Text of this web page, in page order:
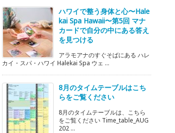
ハワイで整う身体と心〜Hale
kai Spa Hawaii〜第5回 マナ
カードで自分の中にある答え
を見つける
アラモアナのすぐそばにある ハレ
カイ・スパ・ハワイ Halekai Spa ウェ ...
8月のタイムテーブルはこち
らをご覧ください
8月のタイムテーブルは、こちら
をご覧ください Time_table_AUG
202 ...